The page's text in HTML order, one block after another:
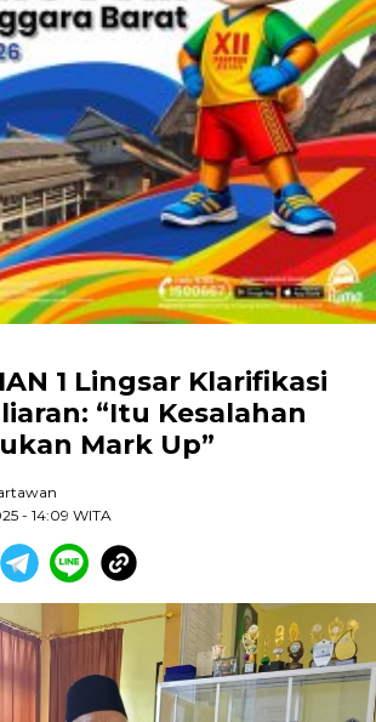
1 Lingsar Klarifikasi
“Itu Kesalahan
Mark Up”
- 14:09 WITA